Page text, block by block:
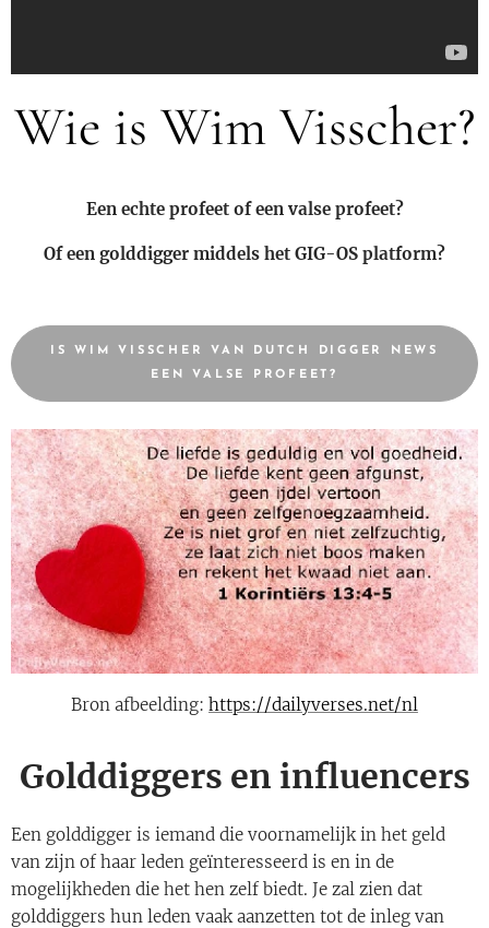
Wie is Wim Visscher?
Een echte profeet of een valse profeet?
Of een golddigger middels het GIG-OS platform?
IS WIM VISSCHER VAN DUTCH DIGGER NEWS
EEN VALSE PROFEET?
Bron afbeelding: https://dailyverses.net/nl
Golddiggers en influencers
Een golddigger is iemand die voornamelijk in het geld
van zijn of haar leden geïnteresseerd is en in de
mogelijkheden die het hen zelf biedt. Je zal zien dat
golddiggers hun leden vaak aanzetten tot de inleg van